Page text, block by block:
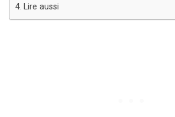
Lire aussi